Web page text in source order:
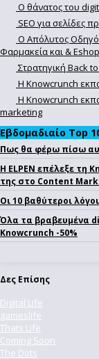
Ο θάνατος του
SEO για σελίδες
Ο Απόλυτoς
Φαρμακεία και &
Στρατηγική Back
Η Knowcrunch
Η Knowcrunch
marketing
Εβδομαδιαίο Top
Πως θα φέρω πίσω
Η ELPEN επέλεξε τη
της στο Content
Οι 10 βαθύτεροι
Όλα τα βραβευμένα
Knowcrunch -50%
Δες Επίσης
Digital Life
gameslife
Thats Life
Coming Soon
The Dots